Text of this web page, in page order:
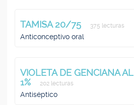
TAMISA 20/75 375 lecturas
Anticonceptivo oral
VIOLETA DE GENCIANA AL
1%
202 lecturas
Antiséptico